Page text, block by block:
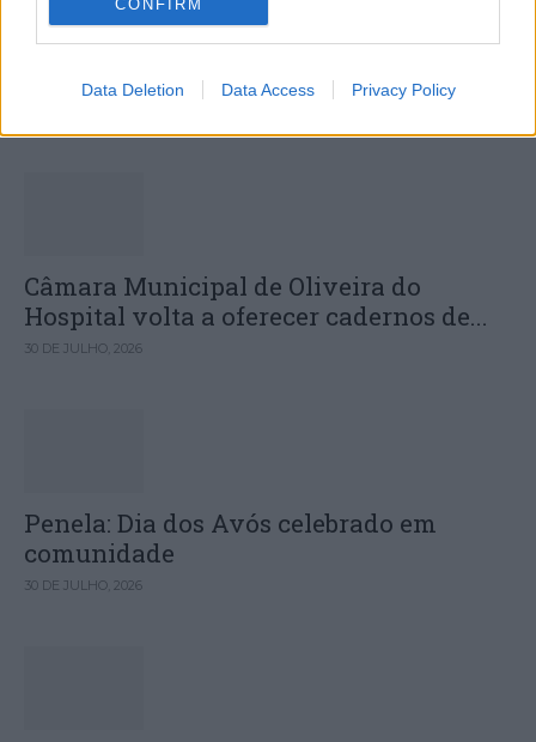
CONFIRM
Data Deletion Data Access Privacy Policy
Município de Góis entrega Kits
Comunitários às famílias no âmbito do...
Câmara Municipal de Oliveira do
Hospital volta a oferecer cadernos de...
30 DE JULHO, 2026
Penela: Dia dos Avós celebrado em
comunidade
30 DE JULHO, 2026